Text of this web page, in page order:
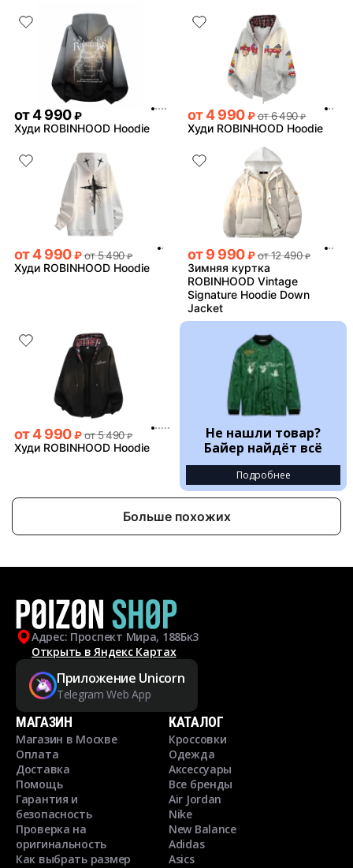
от4 990 ₽
Худи ROBINHOOD Hoodie
от4 990 ₽ от 6 490 ₽
Худи ROBINHOOD Hoodie
от4 990 ₽ от 5 490 ₽
Худи ROBINHOOD Hoodie
от9 990 ₽ от 12 490 ₽
Зимняя куртка
ROBINHOOD Vintage
Signature Hoodie Down
Jacket
от4 990 ₽ от 5 490 ₽
Худи ROBINHOOD Hoodie
Не нашли товар?
Байер найдёт всё
Подробнее
Больше похожих
Адрес: Проспект Мира, 188Бк3
Открыть в Яндекс Картах
Приложение Unicorn
Telegram Web App
МАГАЗИН
Магазин в Москве
Оплата
Доставка
Помощь
Гарантия и
безопасность
Проверка на
оригинальность
Как выбрать размер
КАТАЛОГ
Кроссовки
Одежда
Аксессуары
Все бренды
Air Jordan
Nike
New Balance
Adidas
Asics